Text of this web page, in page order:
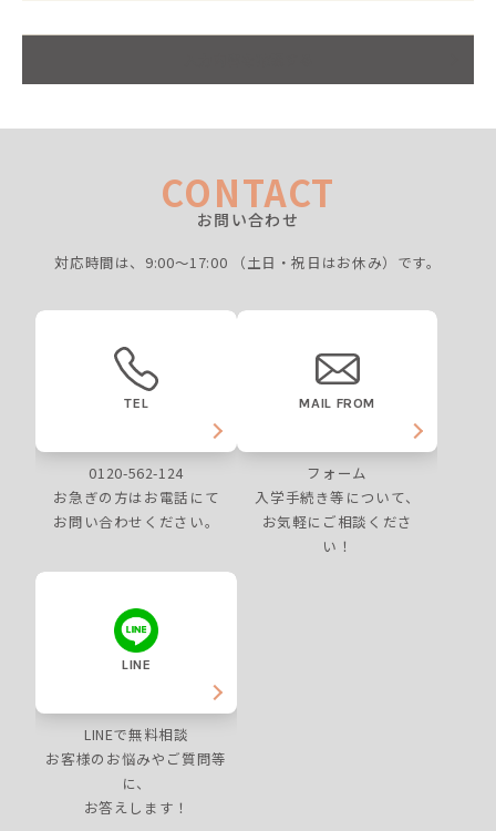
CONTACT
お問い合わせ
対応時間は、9:00〜17:00 （土日・祝日はお休み）です。
TEL
0120-562-124
お急ぎの方はお電話にて
お問い合わせください。
MAIL FROM
フォーム
入学手続き等について、
お気軽にご相談くださ
い！
LINE
LINEで無料相談
お客様のお悩みやご質問等
に、
お答えします！